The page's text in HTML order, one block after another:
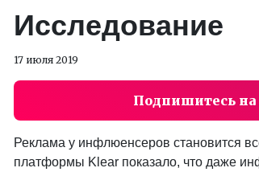
Исследование
17 июля 2019
Подпишитесь на
Реклама у инфлюенсеров становится
платформы Klear показало, что даже